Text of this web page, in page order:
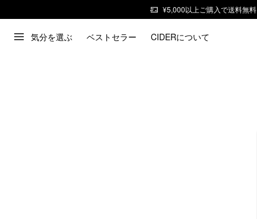
¥5,000以上ご購入で送料無料
気分を選ぶ ベストセラー CIDERについて